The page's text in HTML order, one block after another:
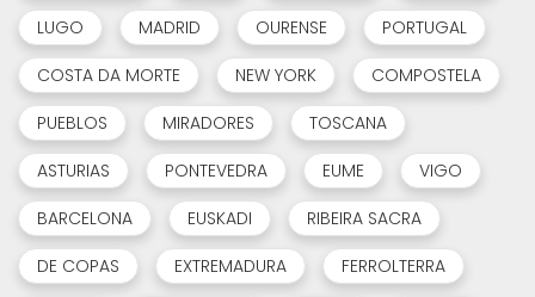
LUGO
MADRID OURENSE
PORTUGAL
COSTA DA MORTE
NEW YORK
COMPOSTELA
PUEBLOS
MIRADORES
TOSCANA
ASTURIAS
PONTEVEDRA EUME
VIGO
BARCELONA
EUSKADI
RIBEIRA SACRA
DE COPAS
EXTREMADURA
FERROLTERRA